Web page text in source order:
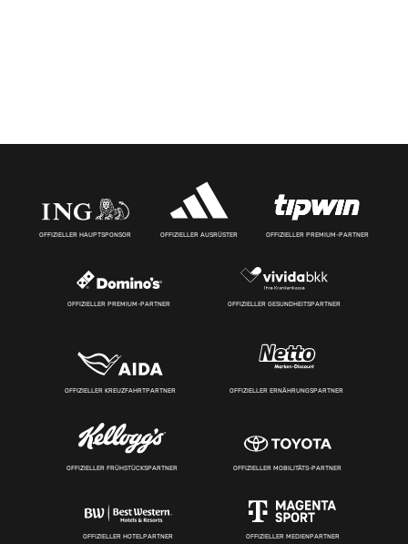
OFFIZIELLER HAUPTSPONSOR OFFIZIELLER AUSRÜSTER OFFIZIELLER PREMIUM-PARTNER
OFFIZIELLER PREMIUM-PARTNER OFFIZIELLER GESUNDHEITSPARTNER
OFFIZIELLER KREUZFAHRTPARTNER OFFIZIELLER ERNÄHRUNGSPARTNER
OFFIZIELLER FRÜHSTÜCKSPARTNER OFFIZIELLER MOBILITÄTS-PARTNER
OFFIZIELLER HOTELPARTNER OFFIZIELLER MEDIENPARTNER